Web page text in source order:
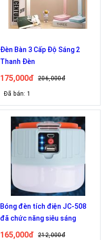
Đèn Bàn 3 Cấp Độ Sáng 2
Thanh Đèn
175,000đ 206,000đ
Đã bán: 1
Bóng đèn tích điện JC-508
đã chức năng siêu sáng
165,000đ 212,000đ